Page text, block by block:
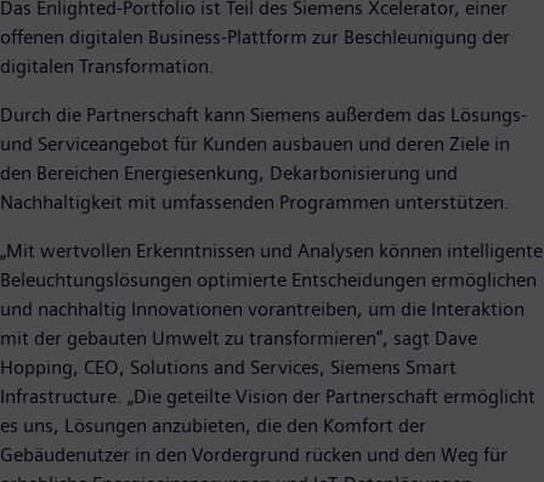
Das Enlighted-Portfolio ist Teil des Siemens Xcelerator, einer
offenen digitalen Business-Plattform zur Beschleunigung der
digitalen Transformation.
Durch die Partnerschaft kann Siemens außerdem das Lösungs-
und Serviceangebot für Kunden ausbauen und deren Ziele in
den Bereichen Energiesenkung, Dekarbonisierung und
Nachhaltigkeit mit umfassenden Programmen unterstützen.
„Mit wertvollen Erkenntnissen und Analysen können intelligente
Beleuchtungslösungen optimierte Entscheidungen ermöglichen
und nachhaltig Innovationen vorantreiben, um die Interaktion
mit der gebauten Umwelt zu transformieren“, sagt Dave
Hopping, CEO, Solutions and Services, Siemens Smart
Infrastructure. „Die geteilte Vision der Partnerschaft ermöglicht
es uns, Lösungen anzubieten, die den Komfort der
Gebäudenutzer in den Vordergrund rücken und den Weg für